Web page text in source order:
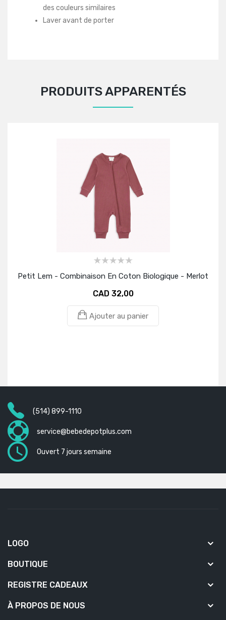
des couleurs similaires
Laver avant de porter
PRODUITS APPARENTÉS
Petit Lem - Combinaison En Coton Biologique - Merlot
CAD 32,00
Ajouter au panier
(514) 899-1110
service@bebedepotplus.com
Ouvert 7 jours semaine
LOGO
BOUTIQUE
REGISTRE CADEAUX
À PROPOS DE NOUS